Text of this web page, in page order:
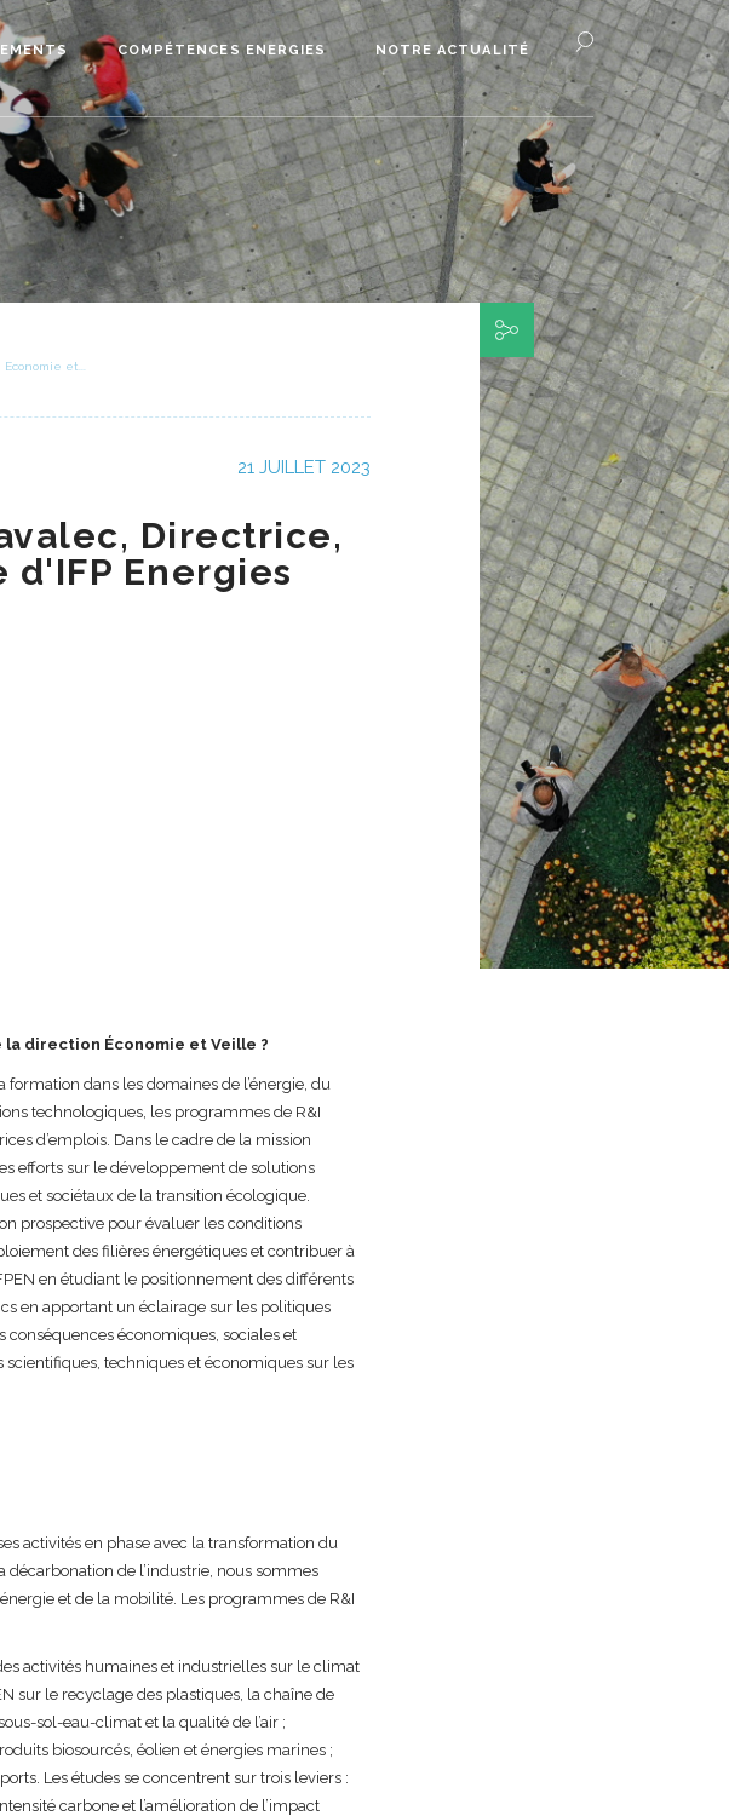
COMPÉTENCES ENERGIES NOTRE ACTUALITÉ
et...
21 JUILLET 2023
Directrice,
Energies
la direction Économie et Veille ?
dans les domaines de l’énergie, du
technologiques, les programmes de R&I
d’emplois. Dans le cadre de la mission
efforts sur le développement de solutions
et sociétaux de la transition écologique.
prospective pour évaluer les conditions
des filières énergétiques et contribuer à
en étudiant le positionnement des différents
en apportant un éclairage sur les politiques
économiques, sociales et
techniques et économiques sur les
activités en phase avec la transformation du
de l’industrie, nous sommes
et de la mobilité. Les programmes de R&I
activités humaines et industrielles sur le climat
sur le recyclage des plastiques, la chaîne de
sol-eau-climat et la qualité de l’air ;
biosourcés, éolien et énergies marines ;
Les études se concentrent sur trois leviers :
carbone et l’amélioration de l’impact